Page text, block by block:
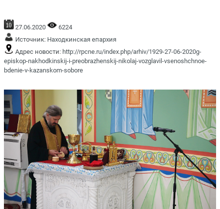
27.06.2020
6224
Источник: Находкинская епархия
Адрес новости: http://rpcne.ru/index.php/arhiv/1929-27-06-2020g-
episkop-nakhodkinskij-i-preobrazhenskij-nikolaj-vozglavil-vsenoshchnoe-
bdenie-v-kazanskom-sobore